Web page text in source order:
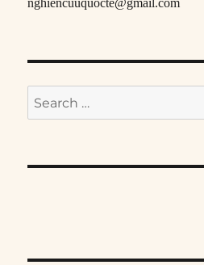
nghiencuuquocte@gmail.com
Search
for: